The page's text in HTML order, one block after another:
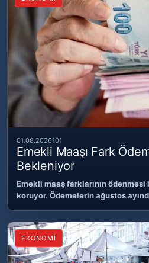
01.08.2026101
Emekli Maaşı Fark
Bekleniyor
Emekli maaş farklarının
koruyor. Ödemelerin ağustos
EKONOMİ